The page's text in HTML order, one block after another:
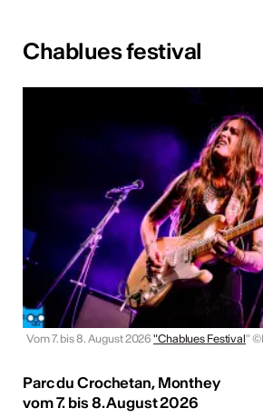
Chablues festival
Vom 7. bis 8. August 2026"Chablues Festival"
Parc du Crochetan, Monthey
vom 7. bis 8. August 2026